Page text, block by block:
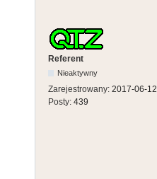
Referent
Nieaktywny
Zarejestrowany: 2017-06-12
Posty: 439